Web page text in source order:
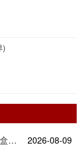
)
黄盒中华细支3mg多少钱一包 黄盒中华细支3mg香烟价格查询
2026-08-09